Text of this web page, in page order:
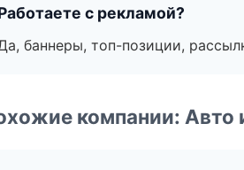
с рекламой?
баннеры, топ-позиции,
компании: Авто